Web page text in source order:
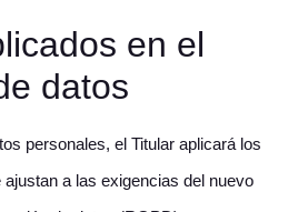
en el
datos
personales, el Titular aplicará los
a las exigencias del nuevo